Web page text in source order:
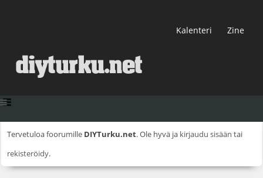
Kalenteri Zine
Tervetuloa foorumille DIYTurku.net. Ole hyvä ja kirjaudu sisään tai
rekisteröidy.